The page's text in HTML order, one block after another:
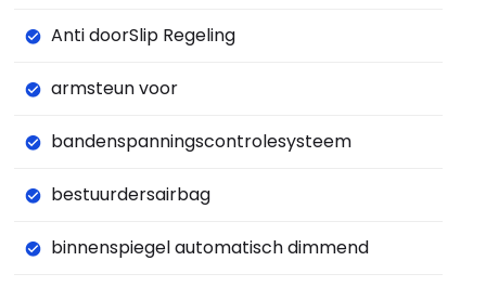
Anti doorSlip Regeling
armsteun voor
bandenspanningscontrolesysteem
bestuurdersairbag
binnenspiegel automatisch dimmend